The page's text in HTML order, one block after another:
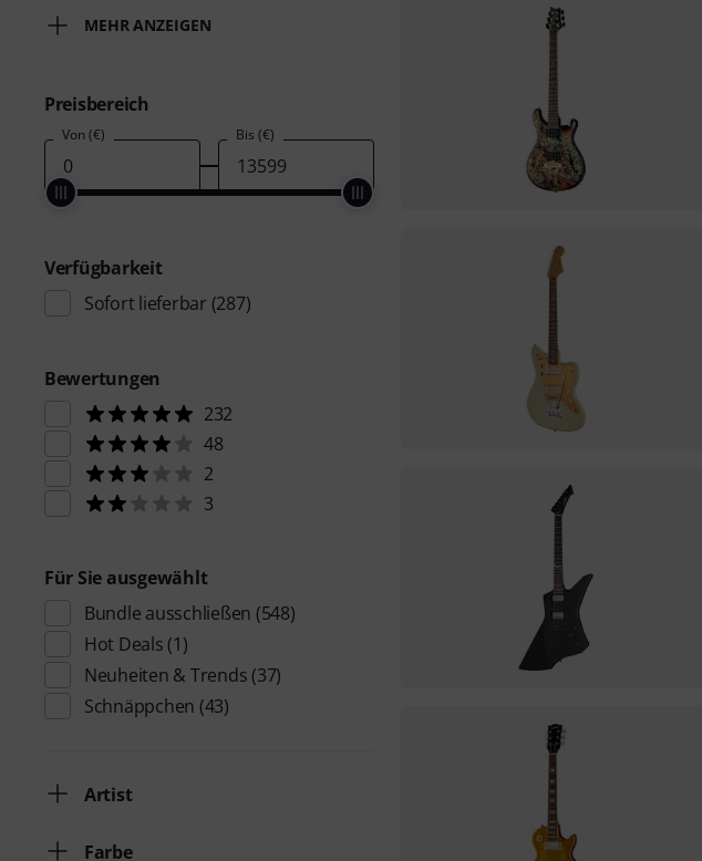
MEHR ANZEIGEN
Preisbereich
Von (€) Bis (€)
Verfügbarkeit
Sofort lieferbar (287)
Bewertungen
232
48
2
3
Für Sie ausgewählt
Bundle ausschließen (548)
Hot Deals (1)
Neuheiten & Trends (37)
Schnäppchen (43)
Artist
Farbe